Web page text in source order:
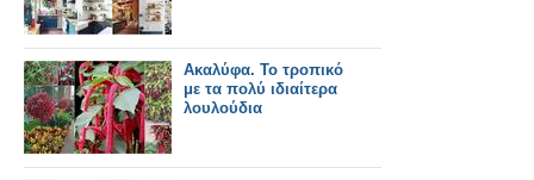
Ακαλύφα. Το τροπικό
με τα πολύ ιδιαίτερα
λουλούδια